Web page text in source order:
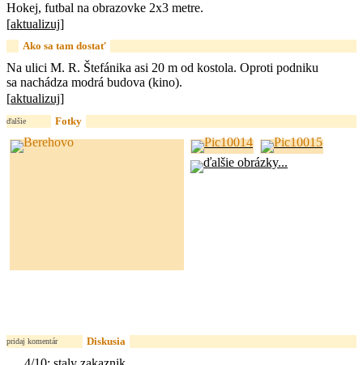
Hokej, futbal na obrazovke 2x3 metre.
[aktualizuj]
Ako sa tam dostať
Na ulici M. R. Štefánika asi 20 m od kostola. Oproti podniku
sa nachádza modrá budova (kino).
[aktualizuj]
ďalšie Fotky
pridaj komentár Diskusia